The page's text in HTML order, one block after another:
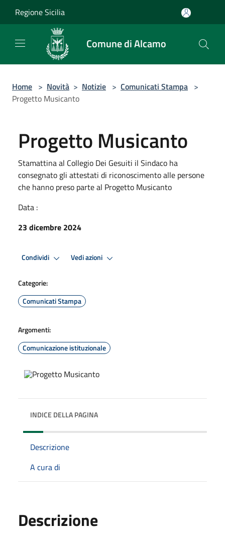
Regione Sicilia
Comune di Alcamo
Home > Novità > Notizie > Comunicati Stampa >
Progetto Musicanto
Progetto Musicanto
Stamattina al Collegio Dei Gesuiti il Sindaco ha
consegnato gli attestati di riconoscimento alle persone
che hanno preso parte al Progetto Musicanto
Data :
23 dicembre 2024
Condividi Vedi azioni
Categorie:
Comunicati Stampa
Argomenti:
Comunicazione istituzionale
INDICE DELLA PAGINA
Descrizione
A cura di
Descrizione